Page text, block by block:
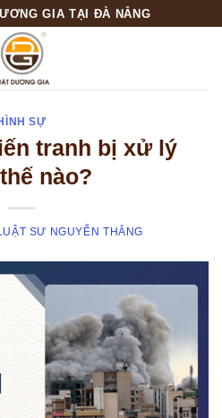
GIA TẠI ĐÀ NẴNG
SỰ
tranh bị xử lý
nào?
SƯ NGUYỄN THẮNG